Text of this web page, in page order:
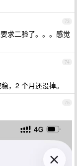
73
求二验了。。。感觉
74
，2 个月还没掉。
75